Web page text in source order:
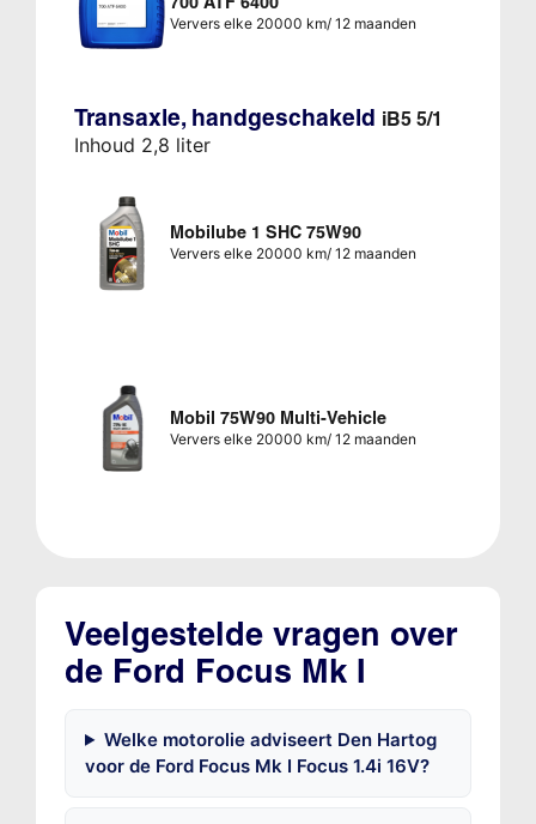
Ververs elke 20000 km/ 12 maanden
Transaxle, handgeschakeld iB5 5/1
Inhoud 2,8 liter
Mobilube 1 SHC 75W90
Ververs elke 20000 km/ 12 maanden
Mobil 75W90 Multi-Vehicle
Ververs elke 20000 km/ 12 maanden
Veelgestelde vragen over
de Ford Focus Mk I
Welke motorolie adviseert Den Hartog
voor de Ford Focus Mk I Focus 1.4i 16V?